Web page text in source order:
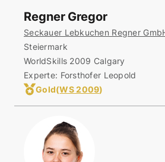
Regner Gregor
Seckauer Lebkuchen Regner
Steiermark
WorldSkills 2009 Calgary
Experte: Forsthofer Leopold
Gold(WS 2009)